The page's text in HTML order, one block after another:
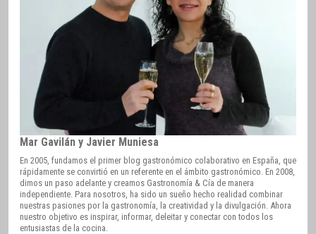
Mar Gavilán y Javier Muniesa
En 2005, fundamos el primer blog gastronómico colaborativo en España, que
rápidamente se convirtió en un referente en el ámbito gastronómico. En 2008,
dimos un paso adelante y creamos Gastronomía & Cía de manera
independiente. Para nosotros, ha sido un sueño hecho realidad combinar
nuestras pasiones por la gastronomía, la creatividad y la divulgación. Ahora
nuestro objetivo es inspirar, informar, deleitar y conectar con todos los
entusiastas de la cocina.